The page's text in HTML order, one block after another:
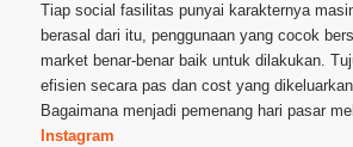
Tiap social fasilitas punyai karakternya
berasal dari itu, penggunaan yang cocok
market benar-benar baik untuk dilakukan.
efisien secara pas dan cost yang
Bagaimana menjadi pemenang hari pasar
Instagram